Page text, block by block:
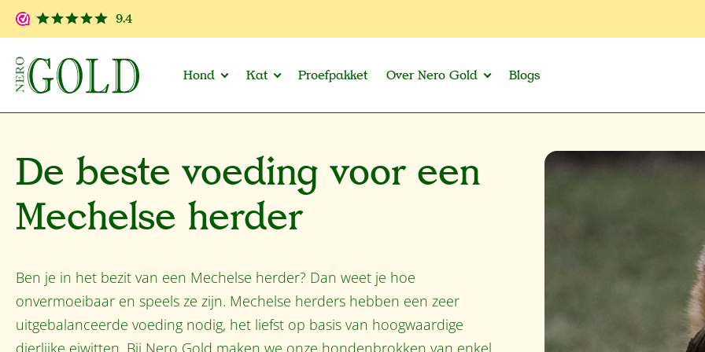
naar de hoofdinhoud
Ga naar de zoekopdracht
Ga naar de hoofdnavigatie
9.4
Hond Kat Proefpakket Over Nero Gold Blogs
De beste voeding voor een
Mechelse herder
Ben je in het bezit van een Mechelse herder? Dan weet je hoe
onvermoeibaar en speels ze zijn. Mechelse herders hebben een zeer
uitgebalanceerde voeding nodig, het liefst op basis van hoogwaardige
dierlijke eiwitten. Bij Nero Gold maken we onze hondenbrokken van enkel